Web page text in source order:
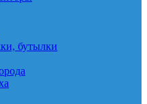
бутылки